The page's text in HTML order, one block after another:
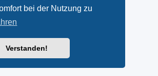
bei der Nutzung zu
Verstanden!